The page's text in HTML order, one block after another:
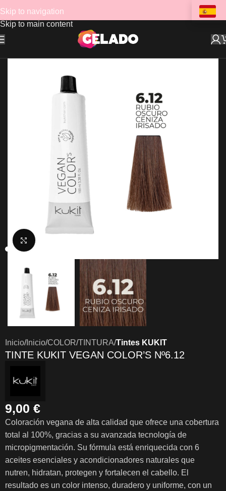
Skip to navigation
Skip to main content
Clic para ampliar
Inicio Inicio COLOR TINTURA Tintes KUKIT
TINTE KUKIT VEGAN COLOR’S Nº6.12
9,00 €
Coloración vegana de alta calidad que ofrece una cobertura
total al 100%, gracias a su avanzada tecnología de
micropigmentación. Su fórmula está enriquecida con 6
aceites esenciales y acondicionadores naturales que
nutren, hidratan, protegen y fortalecen el cabello. El
resultado es un color intenso, duradero y uniforme, con un